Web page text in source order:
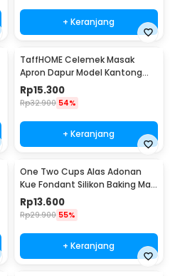
+ Keranjang
TaffHOME Celemek Masak
Apron Dapur Model Kantong
Pola Spatula - JJ41
Rp15.300
Rp32.900 54%
+ Keranjang
One Two Cups Alas Adonan
Kue Fondant Silikon Baking Mat
Anti Slip - JJ3873
Rp13.600
Rp29.900 55%
+ Keranjang